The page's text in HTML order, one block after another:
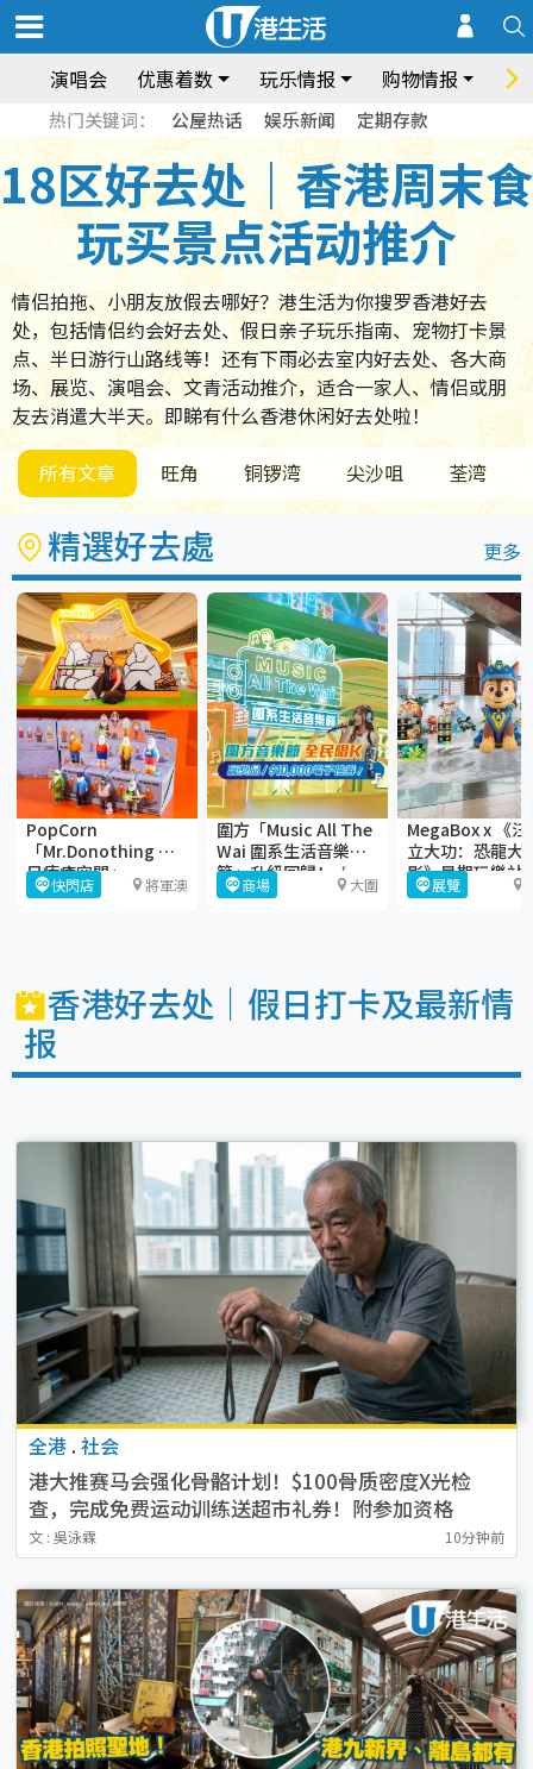
演唱会 优惠着数 玩乐情报 购物情报 饮
热门关键词： 公屋热话 娱乐新闻 定期存款
18区好去处｜香港周末食
玩买景点活动推介
情侣拍拖、小朋友放假去哪好？港生活为你搜罗香港好去
处，包括情侣约会好去处、假日亲子玩乐指南、宠物打卡景
点、半日游行山路线等！还有下雨必去室内好去处、各大商
场、展览、演唱会、文青活动推介，适合一家人、情侣或朋
友去消遣大半天。即睇有什么香港休闲好去处啦！
所有文章
旺角 铜锣湾 尖沙咀 荃湾
精選好去處 更多
PopCorn
「Mr.Donothing 夏
日療癒空間」
快閃店 將軍澳
圍方「Music All The
Wai 圍系生活音樂
節」升級回歸！🎶
商場 大圍
MegaBox x 《汪
立大功：恐龍大
影》暑期玩樂站
展覽
香港好去处｜假日打卡及最新情
报
全港 . 社会
港大推赛马会强化骨骼计划！$100骨质密度X光检
查，完成免费运动训练送超市礼券！附参加资格
文 : 吳泳霖 10分钟前